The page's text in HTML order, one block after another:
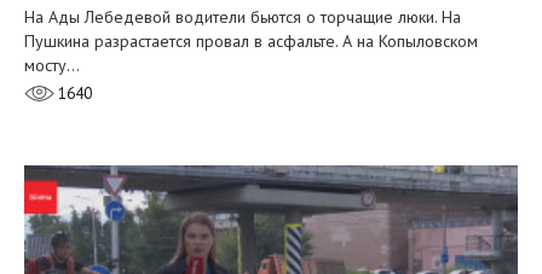
На Ады Лебедевой водители бьются о торчащие люки. На
Пушкина разрастается провал в асфальте. А на Копыловском
мосту…
1640